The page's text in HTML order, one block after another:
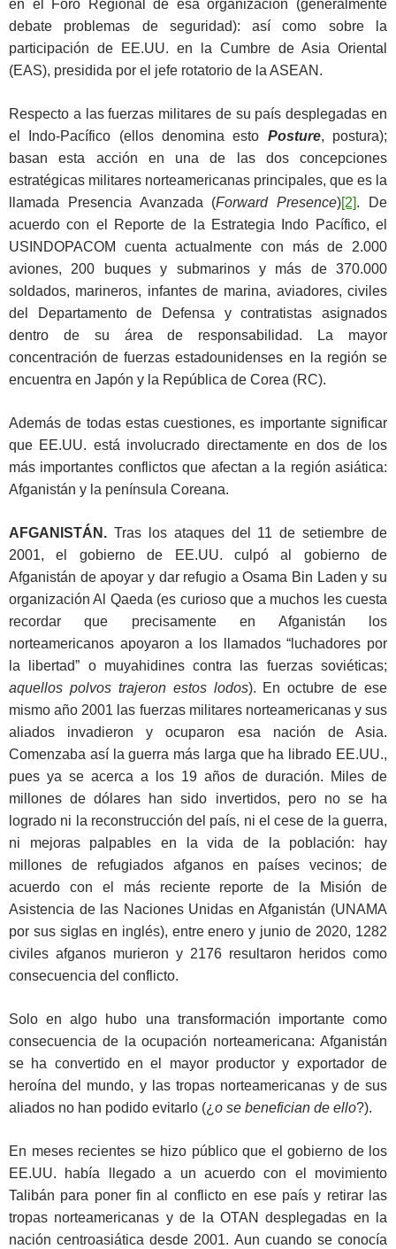
en el Foro Regional de esa organización (generalmente
debate problemas de seguridad): así como sobre la
participación de EE.UU. en la Cumbre de Asia Oriental
(EAS), presidida por el jefe rotatorio de la ASEAN.
Respecto a las fuerzas militares de su país desplegadas en
el Indo-Pacífico (ellos denomina esto Posture, postura);
basan esta acción en una de las dos concepciones
estratégicas militares norteamericanas principales, que es la
llamada Presencia Avanzada (Forward Presence)[2]. De
acuerdo con el Reporte de la Estrategia Indo Pacífico, el
USINDOPACOM cuenta actualmente con más de 2.000
aviones, 200 buques y submarinos y más de 370.000
soldados, marineros, infantes de marina, aviadores, civiles
del Departamento de Defensa y contratistas asignados
dentro de su área de responsabilidad. La mayor
concentración de fuerzas estadounidenses en la región se
encuentra en Japón y la República de Corea (RC).
Además de todas estas cuestiones, es importante significar
que EE.UU. está involucrado directamente en dos de los
más importantes conflictos que afectan a la región asiática:
Afganistán y la península Coreana.
AFGANISTÁN. Tras los ataques del 11 de setiembre de
2001, el gobierno de EE.UU. culpó al gobierno de
Afganistán de apoyar y dar refugio a Osama Bin Laden y su
organización Al Qaeda (es curioso que a muchos les cuesta
recordar que precisamente en Afganistán los
norteamericanos apoyaron a los llamados “luchadores por
la libertad” o muyahidines contra las fuerzas soviéticas;
aquellos polvos trajeron estos lodos). En octubre de ese
mismo año 2001 las fuerzas militares norteamericanas y sus
aliados invadieron y ocuparon esa nación de Asia.
Comenzaba así la guerra más larga que ha librado EE.UU.,
pues ya se acerca a los 19 años de duración. Miles de
millones de dólares han sido invertidos, pero no se ha
logrado ni la reconstrucción del país, ni el cese de la guerra,
ni mejoras palpables en la vida de la población: hay
millones de refugiados afganos en países vecinos; de
acuerdo con el más reciente reporte de la Misión de
Asistencia de las Naciones Unidas en Afganistán (UNAMA
por sus siglas en inglés), entre enero y junio de 2020, 1282
civiles afganos murieron y 2176 resultaron heridos como
consecuencia del conflicto.
Solo en algo hubo una transformación importante como
consecuencia de la ocupación norteamericana: Afganistán
se ha convertido en el mayor productor y exportador de
heroína del mundo, y las tropas norteamericanas y de sus
aliados no han podido evitarlo (¿ o se benefician de ello?).
En meses recientes se hizo público que el gobierno de los
EE.UU. había llegado a un acuerdo con el movimiento
Talibán para poner fin al conflicto en ese país y retirar las
tropas norteamericanas y de la OTAN desplegadas en la
nación centroasiática desde 2001. Aun cuando se conocía